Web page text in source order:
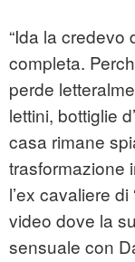
“Ida la credevo
completa.
perde
lettini, bottiglie
casa rimane
trasformazione
l’ex cavaliere
video dove la
sensuale con